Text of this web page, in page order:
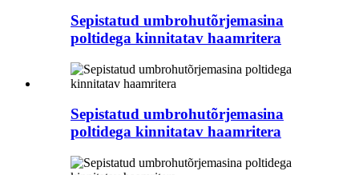
Sepistatud umbrohutõrjemasina
poltidega kinnitatav haamritera
Sepistatud umbrohutõrjemasina
poltidega kinnitatav haamritera